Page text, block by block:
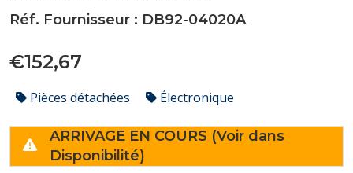
Réf. Fournisseur : DB92-04020A
€152,67
Pièces détachées Électronique
ARRIVAGE EN COURS (Voir dans
Disponibilité)